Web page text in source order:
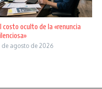
costo oculto de la «renuncia
de agosto de 2026